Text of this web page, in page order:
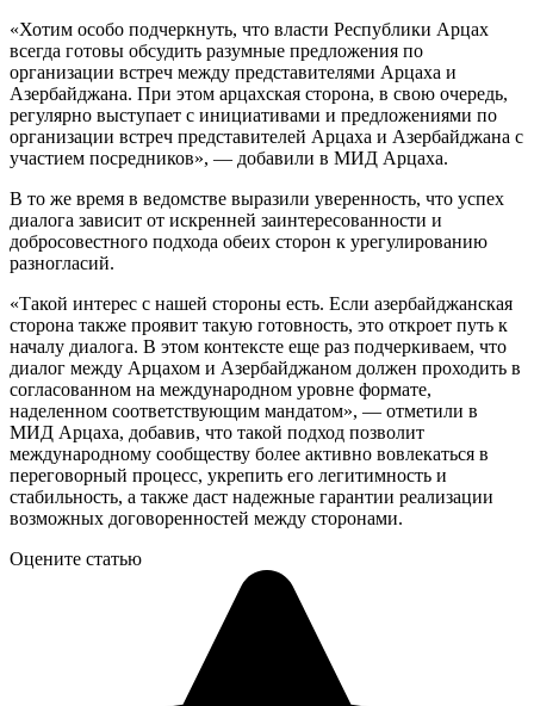
«Хотим особо подчеркнуть, что власти Республики Арцах
всегда готовы обсудить разумные предложения по
организации встреч между представителями Арцаха и
Азербайджана. При этом арцахская сторона, в свою очередь,
регулярно выступает с инициативами и предложениями по
организации встреч представителей Арцаха и Азербайджана с
участием посредников», — добавили в МИД Арцаха.
В то же время в ведомстве выразили уверенность, что успех
диалога зависит от искренней заинтересованности и
добросовестного подхода обеих сторон к урегулированию
разногласий.
«Такой интерес с нашей стороны есть. Если азербайджанская
сторона также проявит такую ​​готовность, это откроет путь к
началу диалога. В этом контексте еще раз подчеркиваем, что
диалог между Арцахом и Азербайджаном должен проходить в
согласованном на международном уровне формате,
наделенном соответствующим мандатом», — отметили в
МИД Арцаха, добавив, что такой подход позволит
международному сообществу более активно вовлекаться в
переговорный процесс, укрепить его легитимность и
стабильность, а также даст надежные гарантии реализации
возможных договоренностей между сторонами.
Оцените статью